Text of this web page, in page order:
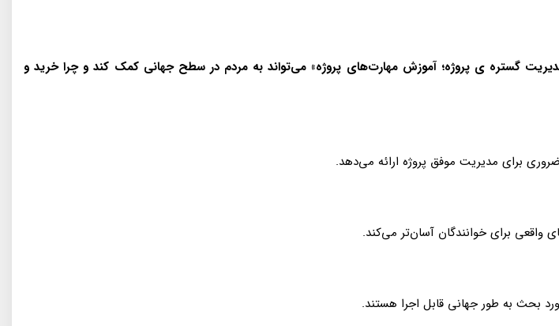
گستره ی پروژه؛ آموزش مهارت‌های پروژه» می‌تواند به مردم در سطح جهانی کمک کند و چرا خرید و
برای مدیریت موفق پروژه ارائه می‌دهد.
واقعی برای خوانندگان آسان‌تر می‌کند.
بحث به طور جهانی قابل اجرا هستند.